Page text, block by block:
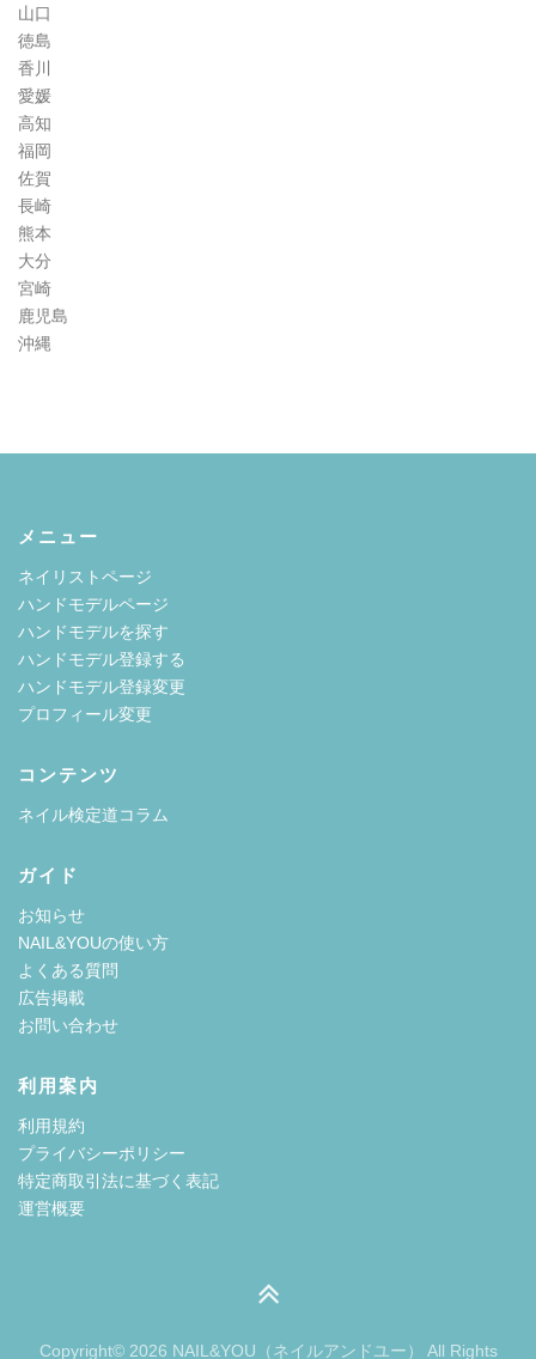
山口
徳島
香川
愛媛
高知
福岡
佐賀
長崎
熊本
大分
宮崎
鹿児島
沖縄
メニュー
ネイリストページ
ハンドモデルページ
ハンドモデルを探す
ハンドモデル登録する
ハンドモデル登録変更
プロフィール変更
コンテンツ
ネイル検定道コラム
ガイド
お知らせ
NAIL&YOUの使い方
よくある質問
広告掲載
お問い合わせ
利用案内
利用規約
プライバシーポリシー
特定商取引法に基づく表記
運営概要
Copyright© 2026 NAIL&YOU（ネイルアンドユー） All Rights